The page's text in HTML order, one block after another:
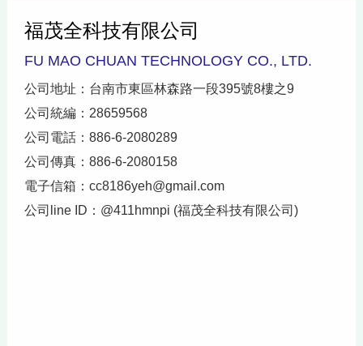
福茂全科技有限公司
FU MAO CHUAN TECHNOLOGY CO., LTD.
公司地址：台南市東區林森路一段395號8樓之9
公司統編：28659568
公司電話：886-6-2080289
公司傳真：886-6-2080158
電子信箱：cc8186yeh@gmail.com
公司line ID：@411hmnpi (福茂全科技有限公司)